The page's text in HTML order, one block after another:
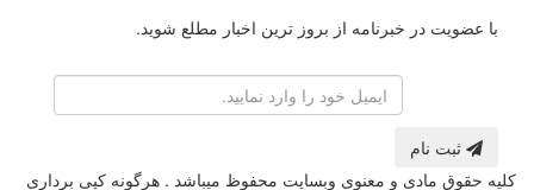
با عضویت در خبرنامه از بروز ترین اخبار مطلع شوید.
ثبت نام
کلیه حقوق مادی و معنوی وبسایت محفوظ میباشد . هرگونه کپی برداری